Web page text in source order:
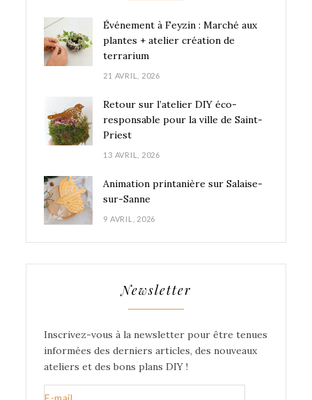
Événement à Feyzin : Marché aux
plantes + atelier création de
terrarium
21 AVRIL, 2026
Retour sur l’atelier DIY éco-
responsable pour la ville de Saint-
Priest
13 AVRIL, 2026
Animation printanière sur Salaise-
sur-Sanne
9 AVRIL, 2026
Newsletter